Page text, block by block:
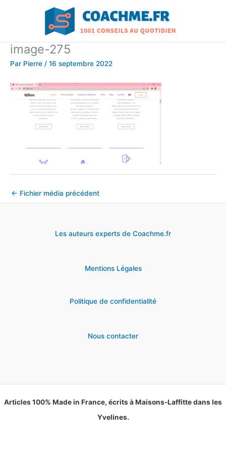
image-275
Par Pierre / 16 septembre 2022
← Fichier média précédent
Les auteurs experts de Coachme.fr
Mentions Légales
Politique de confidentialité
Nous contacter
Articles 100% Made in France, écrits à Maisons-Laffitte dans les
Yvelines.